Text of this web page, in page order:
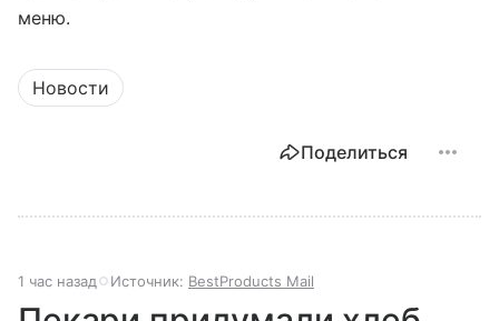
меню.
Новости
Поделиться
1 час назад Источник: BestProducts Mail